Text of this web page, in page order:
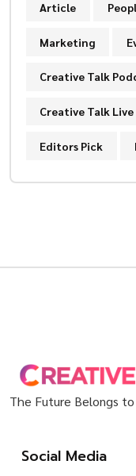
Article
Marketing
Creative Talk
Creative Talk Live
Editors Pick
The Future Belongs
Social Media